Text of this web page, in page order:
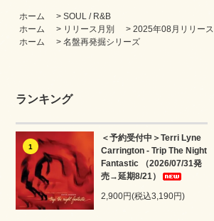
ホーム > SOUL / R&B
ホーム
> リリース月別 > 2025年08月リリース
ホーム
> 名盤再発掘シリーズ
ランキング
1
＜予約受付中＞Terri Lyne
Carrington - Trip The Night
Fantastic （2026/07/31発
売→延期8/21）
2,900円(税込3,190円)